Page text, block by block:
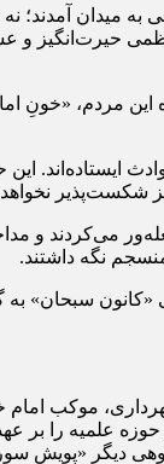
آمدند؛ نه
حیرت‌انگیز
مردم، «خونِ امامِ
ایستاده‌اند.
شکست‌پذیر نخواهد
می‌کردند و
نگه داشتند.
سبحان»
موکب امام
علمیه را بر
دیگر «پویش